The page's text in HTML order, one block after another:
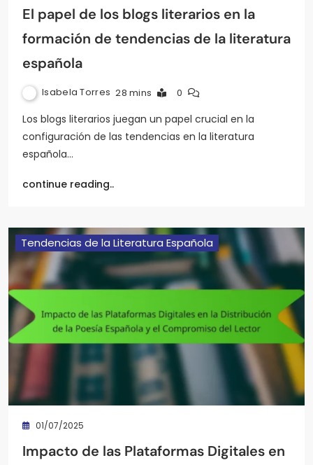
El papel de los blogs literarios en la
formación de tendencias de la literatura
española
Isabela Torres 28 mins 0
Los blogs literarios juegan un papel crucial en la
configuración de las tendencias en la literatura
española…
continue reading..
Tendencias de la Literatura Española
01/07/2025
Impacto de las Plataformas Digitales en